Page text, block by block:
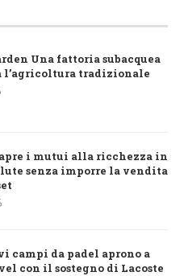
Una fattoria subacquea
l’agricoltura tradizionale
i mutui alla ricchezza in
senza imporre la vendita
campi da padel aprono a
con il sostegno di Lacoste